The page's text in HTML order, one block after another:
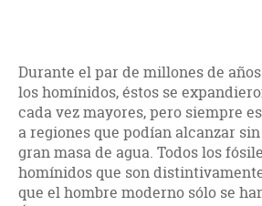
Durante el par de millones de
los homínidos, éstos se
cada vez mayores, pero siempre
a regiones que podían alcanzar
gran masa de agua. Todos los
homínidos que son
que el hombre moderno sólo se